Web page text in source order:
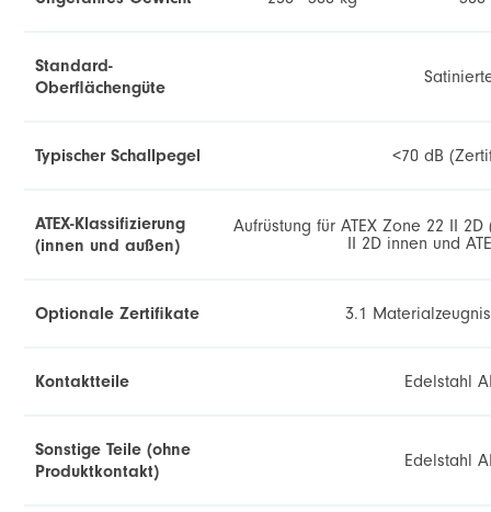
Standard-
Oberflächengüte
Typischer Schallpegel <70 dB
ATEX-Klassifizierung
(innen und außen)
Aufrüstung für ATEX Zone 22 II
II 2D innen und
Optionale Zertifikate 3.1
Kontaktteile Edelstahl
Sonstige Teile (ohne
Produktkontakt)
Edelstahl